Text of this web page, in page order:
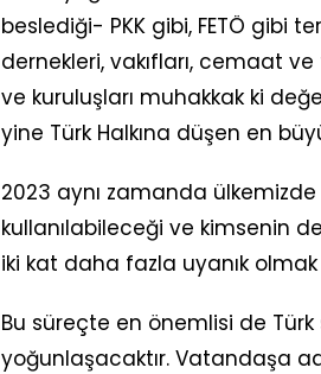
beslediği- PKK gibi, FETÖ gibi
dernekleri, vakıfları, cemaat
ve kuruluşları muhakkak ki
yine Türk Halkına düşen en
2023 aynı zamanda ülkemizde
kullanılabileceği ve kimsenin
iki kat daha fazla uyanık
Bu süreçte en önemlisi de
yoğunlaşacaktır. Vatandaşa